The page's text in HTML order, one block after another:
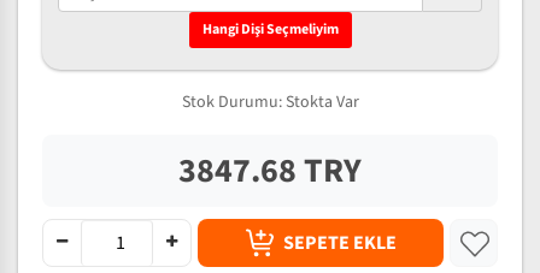
Hangi Dişi Seçmeliyim
Stok Durumu: Stokta Var
3847.68 TRY
SEPETE EKLE